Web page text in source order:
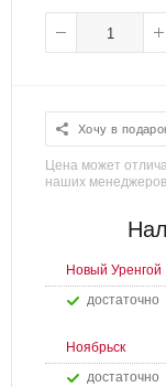
Хочу в
Цена может
наших менеджеров
Новый Уренгой
Достаточно
Ноябрьск
Достаточно